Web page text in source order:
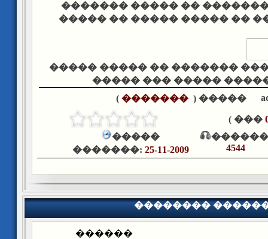
����� ������ ��������
������� ������� ��
������ ����� ����
���������� �������
����� (
�������
)
��� )
�����
�������: 25-11-2009
4544
��������
������